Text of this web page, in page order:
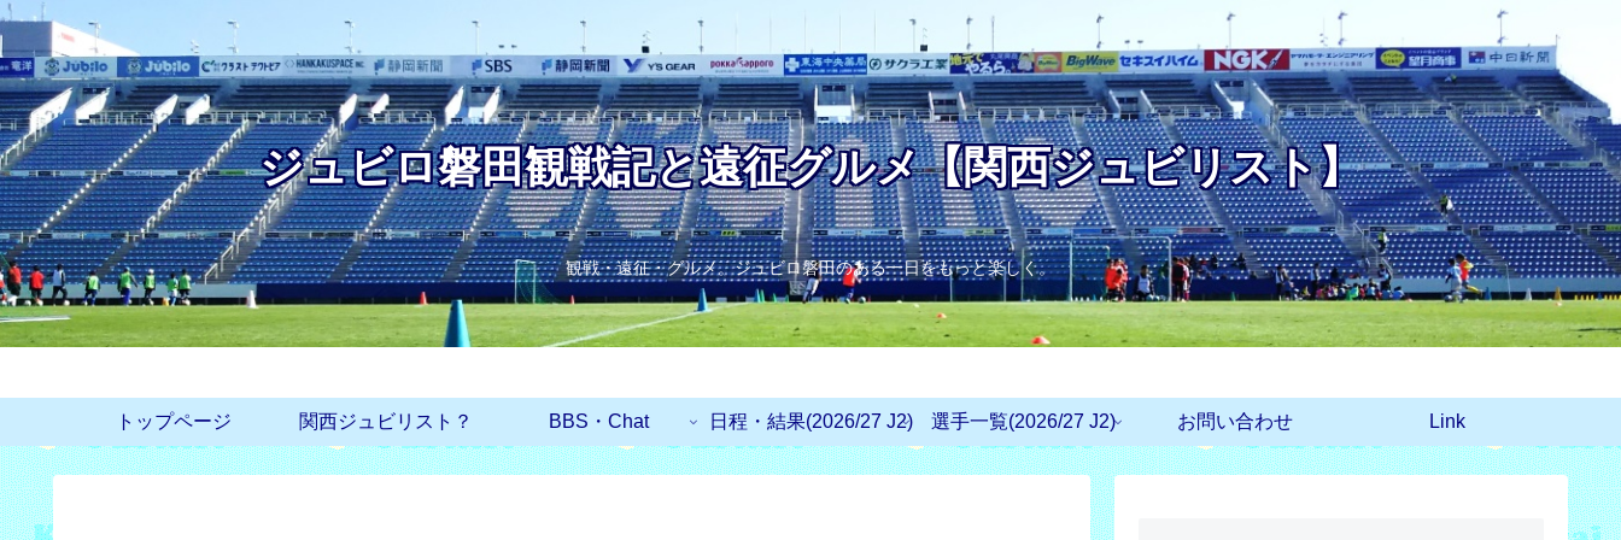
ジュビロ磐田観戦記と遠征グルメ【関西ジュビリスト】
観戦・遠征・グルメ。ジュビロ磐田のある一日をもっと楽しく。
トップページ 関西ジュビリスト？ BBS・Chat 日程・結果(2026/27 J2) 選手一覧(2026/27 J2) お問い合わせ Link